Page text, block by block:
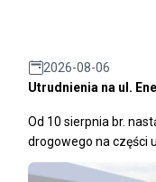
2026-08-06
Utrudnienia na ul.
Od 10 sierpnia br.
drogowego na części